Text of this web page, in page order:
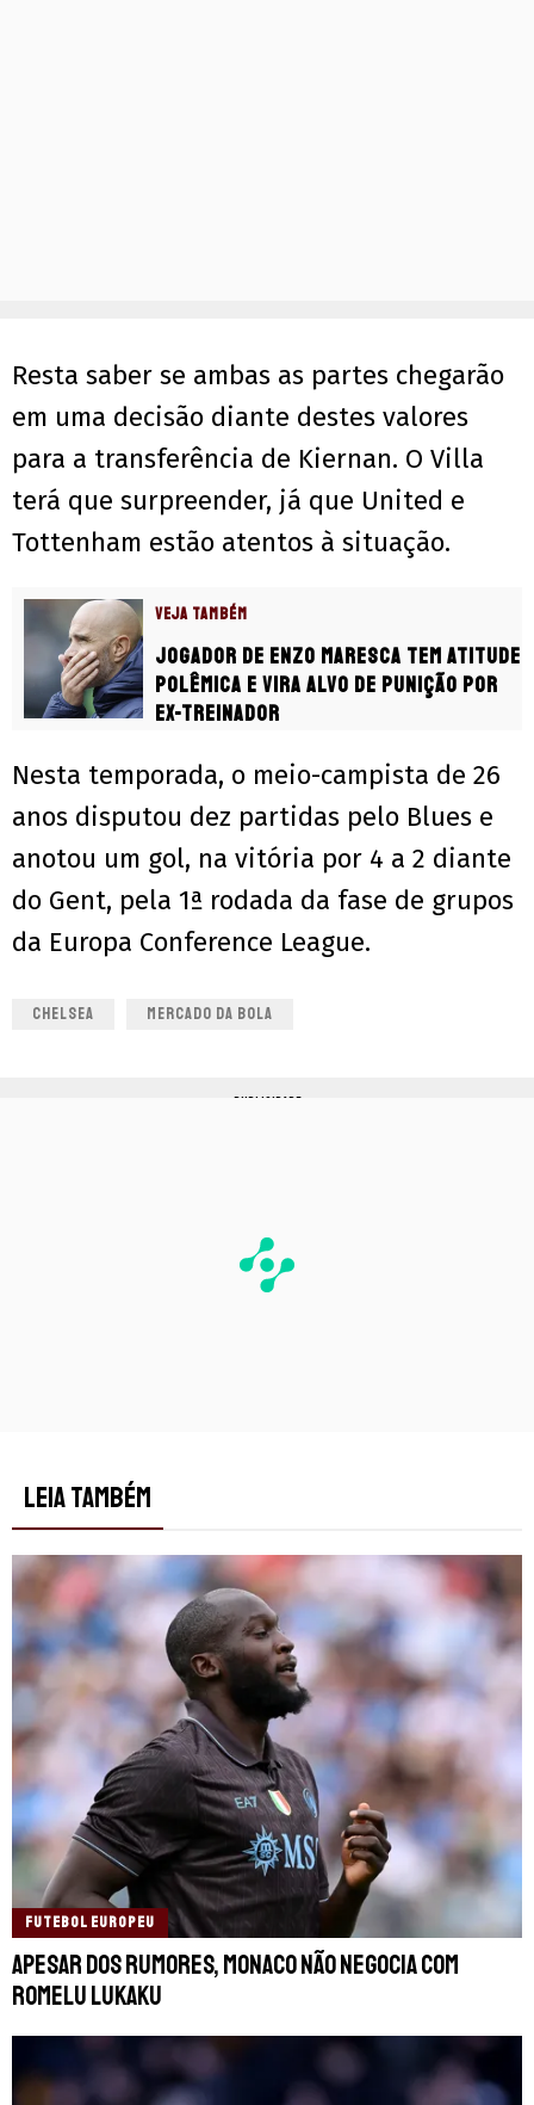
Resta saber se ambas as partes chegarão
em uma decisão diante destes valores
para a transferência de Kiernan. O Villa
terá que surpreender, já que United e
Tottenham estão atentos à situação.
VEJA TAMBÉM
Jogador de Enzo Maresca tem atitude
polêmica e vira alvo de punição por
ex-treinador
Nesta temporada, o meio-campista de 26
anos disputou dez partidas pelo Blues e
anotou um gol, na vitória por 4 a 2 diante
do Gent, pela 1ª rodada da fase de grupos
da Europa Conference League.
CHELSEA MERCADO DA BOLA
PUBLICIDADE
LEIA TAMBÉM
FUTEBOL EUROPEU
Apesar dos rumores, Monaco não negocia com
Romelu Lukaku